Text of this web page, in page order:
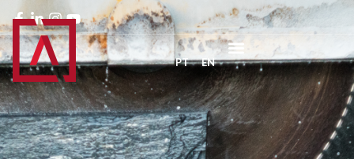
PT EN